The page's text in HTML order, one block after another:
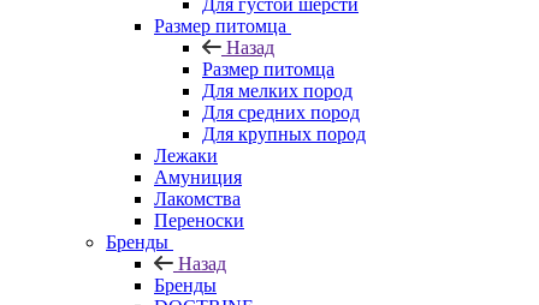
Для густой шерсти
Размер питомца
Назад
Размер питомца
Для мелких пород
Для средних пород
Для крупных пород
Лежаки
Амуниция
Лакомства
Переноски
Бренды
Назад
Бренды